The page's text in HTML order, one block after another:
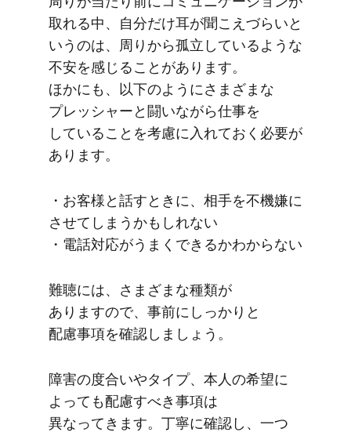
取れる​中、​自分だけ耳が​聞こえづらいと​
いうのは、​周りから​孤立しているような​
不安を​感じる​ことがあります。​
ほかにも、​以下のようにさまざまな​
プレッシャーと​闘いながら​仕事を​
している​ことを​考慮に​入れておく​必要が​
あります。
・​お客様と​話す​ときに、​相手を​不機嫌に​
させてしまうかもしれない​
・電話対応が​うまく​できるかわからない
難聴には、​さまざまな​種類が​
ありますので、​事前に​しっかりと​
配慮事項を​確認しましょう。
障害の​度合いや​タイプ、​本人の​希望に​
よっても​配慮すべき事項は​
異なってきます。​丁寧に​確認し、​一つ​